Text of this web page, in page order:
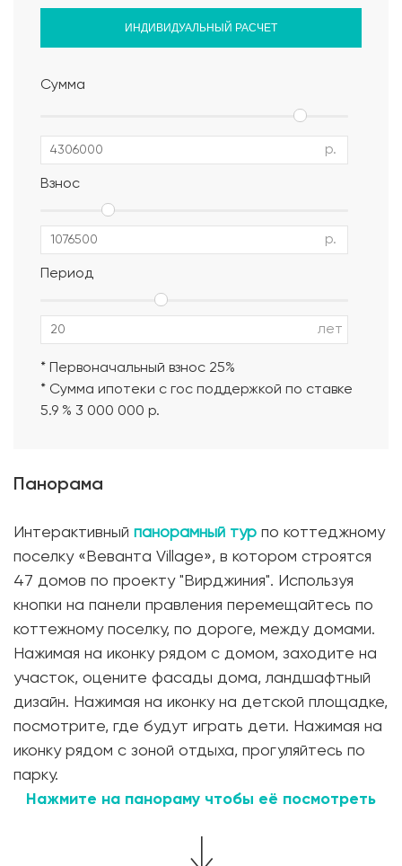
Альбом АР, КР, ИР
Современная планировка
Фундамент дома
1. Геодезические работы. Разбивка осей и диагоналей
ИНДИВИДУАЛЬНЫЙ РАСЧЕТ
Сумма
р.
Взнос
р.
Период
лет
* Первоначальный взнос 25%
* Сумма ипотеки с гос поддержкой по ставке
5.9 % 3 000 000 р.
Панорама
Интерактивный панорамный тур по коттеджному
поселку «Веванта Village», в котором строятся
47 домов по проекту "Вирджиния". Используя
кнопки на панели правления перемещайтесь по
коттежному поселку, по дороге, между домами.
Нажимая на иконку рядом с домом, заходите на
участок, оцените фасады дома, ландшафтный
дизайн. Нажимая на иконку на детской площадке,
посмотрите, где будут играть дети. Нажимая на
иконку рядом с зоной отдыха, прогуляйтесь по
парку.
Нажмите на панораму чтобы её посмотреть